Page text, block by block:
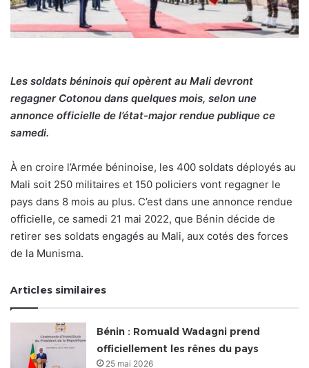
Les soldats béninois qui opèrent au Mali devront
regagner Cotonou dans quelques mois, selon une
annonce officielle de l’état-major rendue publique ce
samedi.
À en croire l’Armée béninoise, les 400 soldats déployés au
Mali soit 250 militaires et 150 policiers vont regagner le
pays dans 8 mois au plus. C’est dans une annonce rendue
officielle, ce samedi 21 mai 2022, que Bénin décide de
retirer ses soldats engagés au Mali, aux cotés des forces
de la Munisma.
Articles similaires
Bénin : Romuald Wadagni prend
officiellement les rênes du pays
25 mai 2026